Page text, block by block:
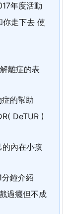
年度活動
你走下去 使
離症的表
的幫助
DeTUR )
內在小孩
鐘介紹
過癮但不成